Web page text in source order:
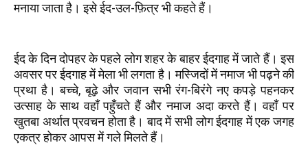
मनाया जाता है। इसे ईद-उल-फ़ित्र भी कहते हैं।
ईद के दिन दोपहर के पहले लोग शहर के बाहर ईदगाह में जाते हैं। इस
अवसर पर ईदगाह में मेला भी लगता है। मस्जिदों में नमाज भी पढ़ने की
प्रथा है। बच्चे, बूढ़े और जवान सभी रंग-बिरंगे नए कपड़े पहनकर
उत्साह के साथ वहाँ पहुँचते हैं और नमाज अदा करते हैं। वहाँ पर
खुतबा अर्थात प्रवचन होता है। बाद में सभी लोग ईदगाह में एक जगह
एकत्र होकर आपस में गले मिलते हैं।